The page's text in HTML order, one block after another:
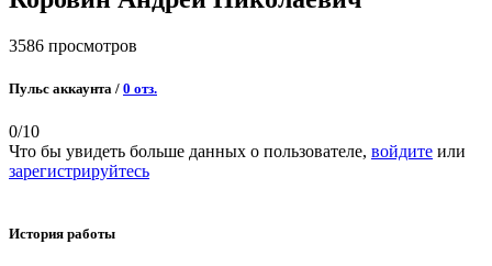
3586 просмотров
Пульс аккаунта / 0 отз.
0/10
Что бы увидеть больше данных о пользователе, войдите или
зарегистрируйтесь
История работы